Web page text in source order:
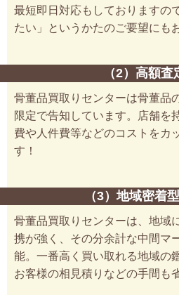
最短即日対応もしておりますの
たい」というかたのご要望にも
（2）高額査
骨董品買取りセンターは骨董品
限定で告知しています。店舗を
費や人件費等などのコストをカ
す！
（3）地域密着
骨董品買取りセンターは、地域
携が強く、その分余計な中間マ
能。一番高く買い取れる地域の
お客様の相見積りなどの手間も